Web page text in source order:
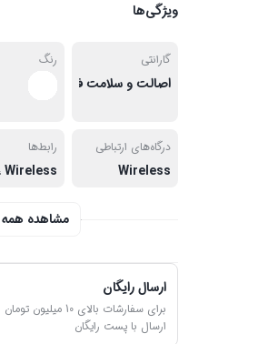
ویژگی‌ها
گارانتی
اصالت و سلامت فیزیکی کالا
رنگ
درگاه‌های ارتباطی
Wireless
رابط‌ها
مشاهده همه
ارسال رایگان
برای سفارشات بالای 10 میلیون تومان
ارسال با پست رایگان